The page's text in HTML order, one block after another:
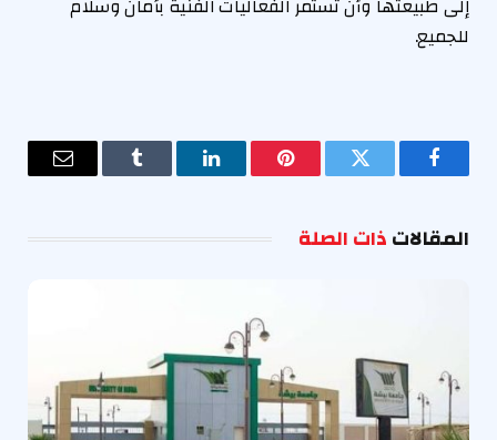
إلى طبيعتها وأن تستمر الفعاليات الفنية بأمان وسلام
للجميع.
فيسبوك تويتر بينتيريستلينكدإن Tumblr
البريد
المقالاتذات الصلة